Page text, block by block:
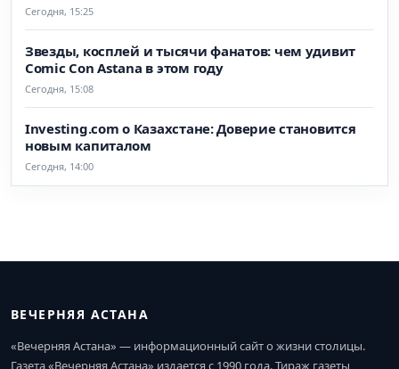
Сегодня, 15:25
Звезды, косплей и тысячи фанатов: чем удивит
Comic Con Astana в этом году
Сегодня, 15:08
Investing.com о Казахстане: Доверие становится
новым капиталом
Сегодня, 14:00
ВЕЧЕРНЯЯ АСТАНА
«Вечерняя Астана» — информационный сайт о жизни столицы.
Газета «Вечерняя Астана» издается с 1990 года. Тираж газеты